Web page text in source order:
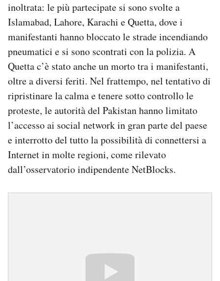
inoltrata: le più partecipate si sono svolte a
Islamabad, Lahore, Karachi e Quetta, dove i
manifestanti hanno bloccato le strade incendiando
pneumatici e si sono scontrati con la polizia. A
Quetta c’è stato anche un morto tra i manifestanti,
oltre a diversi feriti. Nel frattempo, nel tentativo di
ripristinare la calma e tenere sotto controllo le
proteste, le autorità del Pakistan hanno limitato
l’accesso ai social network in gran parte del paese
e interrotto del tutto la possibilità di connettersi a
Internet in molte regioni, come rilevato
dall’osservatorio indipendente NetBlocks.